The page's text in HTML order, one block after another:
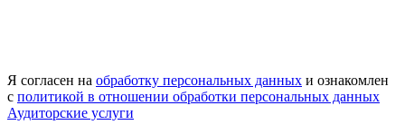
Я согласен на обработку персональных данных и ознакомлен
с политикой в отношении обработки персональных данных
Аудиторские услуги